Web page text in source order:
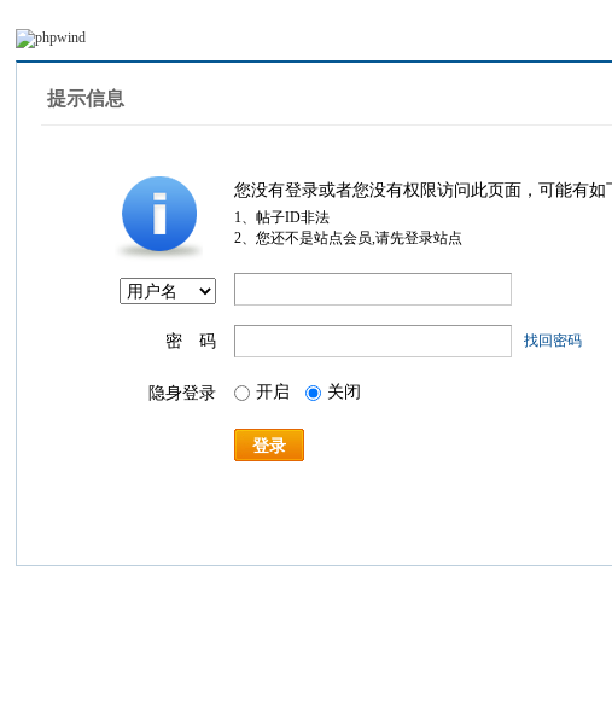
提示信息
您没有登录或者您没有权限访问此页面，可能有如
1、帖子ID非法
2、您还不是站点会员,请先登录站点
密 码 找回密码
隐身登录 开启 关闭
登录